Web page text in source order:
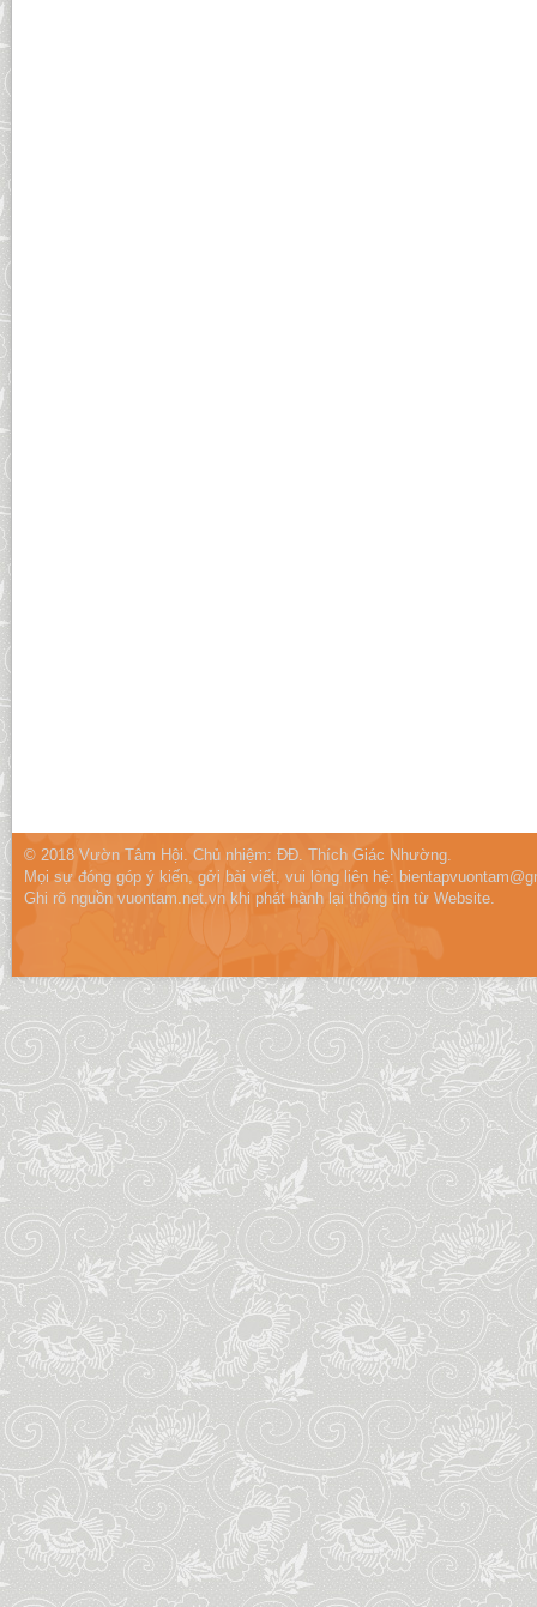
© 2018 Vườn Tâm Hội. Chủ nhiệm: ĐĐ. Thích Giác Nhường.
Mọi sự đóng góp ý kiến, gởi bài viết, vui lòng liên hệ:
Ghi rõ nguồn vuontam.net.vn khi phát hành lại thông tin từ Website.